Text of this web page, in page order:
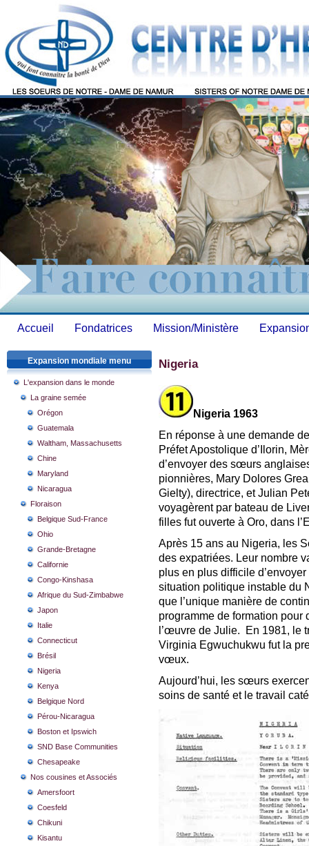
Accueil Fondatrices Mission/Ministère
Expansion mondiale menu
L'expansion dans le monde
La graine semée
Orégon
Guatemala
Waltham, Massachusetts
Chine
Maryland
Nicaragua
Floraison
Belgique Sud-France
Ohio
Grande-Bretagne
Californie
Congo-Kinshasa
Afrique du Sud-Zimbabwe
Japon
Italie
Connecticut
Brésil
Nigeria
Kenya
Belgique Nord
Pérou-Nicaragua
Boston et Ipswich
SND Base Communities
Chesapeake
Nos cousines et Associés
Amersfoort
Coesfeld
Chikuni
Kisantu
Nigeria
Nigeria 1963
En réponse à une demande
Préfet Apostolique d’Ilorin,
d’envoyer des sœurs
pionnières, Mary Dolores
Gielty), directrice, et Julian
voyagèrent par bateau de
filles fut ouverte à Oro, dans
Après 15 ans au Nigeria, les
des expatriées. Leur nombre
plus en plus difficile
situation politique instable du
que l’unique manière de
programme de formation
l’œuvre de Julie. En 1981, le
Virginia Egwuchukwu fut la
vœux.
Aujourd’hui, les sœurs
soins de santé et le travail